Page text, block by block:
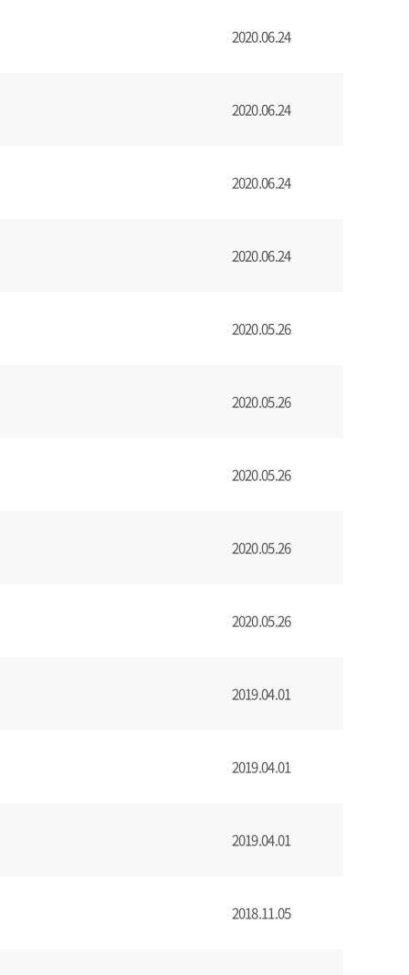
2020.06.24
2020.06.24
2020.06.24
2020.06.24
2020.05.26
2020.05.26
2020.05.26
2020.05.26
2020.05.26
2019.04.01
2019.04.01
2019.04.01
2018.11.05